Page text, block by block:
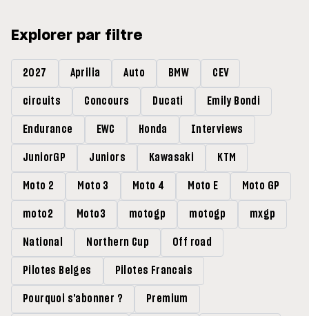
Explorer par filtre
2027 Aprilia Auto BMW CEV
circuits Concours Ducati Emily Bondi
Endurance EWC Honda Interviews
JuniorGP Juniors Kawasaki KTM
Moto 2 Moto 3 Moto 4 Moto E Moto GP
moto2 Moto3 motogp motogp mxgp
National Northern Cup Off road
Pilotes Belges Pilotes Francais
Pourquoi s'abonner ? Premium